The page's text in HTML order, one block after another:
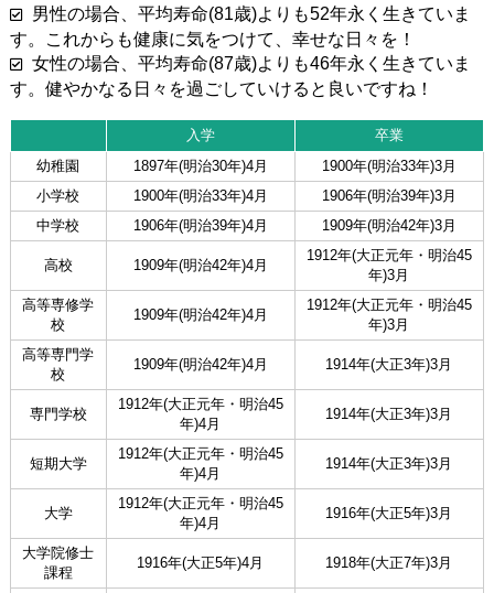
男性の場合、平均寿命(81歳)よりも52年永く生きていま
す。これからも健康に気をつけて、幸せな日々を！
女性の場合、平均寿命(87歳)よりも46年永く生きていま
す。健やかなる日々を過ごしていけると良いですね！
入学
卒業
幼稚園
1897年(明治30年)4月
1900年(明治33年)3月
小学校
1900年(明治33年)4月
1906年(明治39年)3月
中学校
1906年(明治39年)4月 1909年(明治42年)3月
高校 1909年(明治42年)4月
1912年(大正元年・明治45
年)3月
高等専修学
校
1909年(明治42年)4月
1912年(大正元年・明治45
年)3月
高等専門学
校
1909年(明治42年)4月 1914年(大正3年)3月
専門学校
1912年(大正元年・明治45
年)4月
1914年(大正3年)3月
短期大学
1912年(大正元年・明治45
年)4月
1914年(大正3年)3月
大学
1912年(大正元年・明治45
年)4月
1916年(大正5年)3月
大学院修士
課程
1916年(大正5年)4月 1918年(大正7年)3月